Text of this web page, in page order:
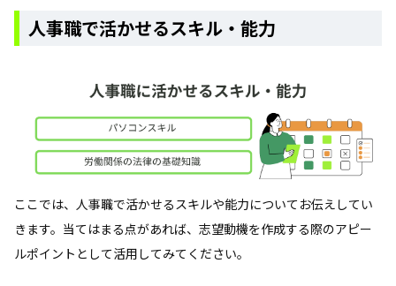
人事職で活かせるスキル・能力
ここでは、人事職で活かせるスキルや能力についてお伝えしてい
きます。当てはまる点があれば、志望動機を作成する際のアピー
ルポイントとして活用してみてください。